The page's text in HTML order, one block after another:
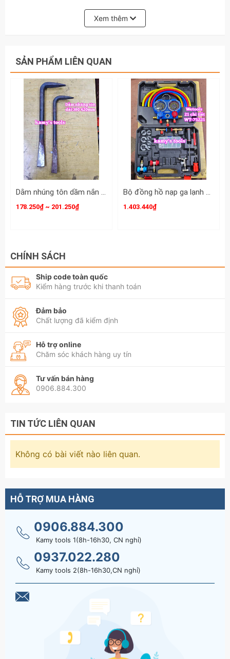
Xem thêm
SẢN PHẨM LIÊN QUAN
Dằm nhúng tôn dầm nắn tôn xà beng mỏ vịt sửa chữa tạo hình ô tô dài 380mm 420mm Kamytools KMT-33501 KMT-33502
178.250₫ ~ 201.250₫
Bộ đồng hồ nạp ga lạnh điều hòa ô tô R134A R410A R22 R404A Wetools 21 chi tiết WT-75221
1.403.440₫
CHÍNH SÁCH
Ship code toàn quốc
Kiểm hàng trước khi thanh toán
Đảm bảo
Chất lượng đã kiểm định
Hỗ trợ online
Chăm sóc khách hàng uy tín
Tư vấn bán hàng
0906.884.300
TIN TỨC LIÊN QUAN
Không có bài viết nào liên quan.
HỖ TRỢ MUA HÀNG
0906.884.300
Kamy tools 1(8h-16h30, CN nghỉ)
0937.022.280
Kamy tools 2(8h-16h30,CN nghỉ)